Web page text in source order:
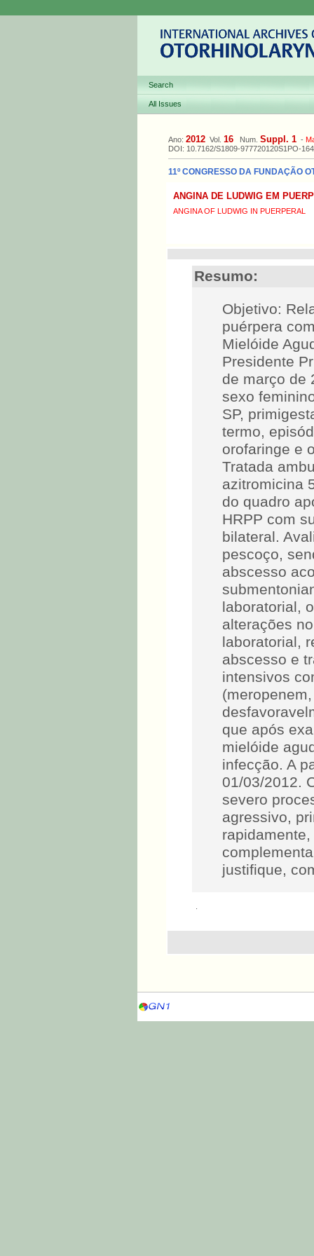
Search
All Issues
Ano: 2012 Vol. 16 Num. Suppl. 1 -
DOI: 10.7162/S1809-977720120S1PO-164
11º CONGRESSO DA FUNDAÇÃO
ANGINA DE LUDWIG EM
ANGINA OF LUDWIG IN PUERPERAL
Resumo:
Objetivo:
puérpera
Mielóide
Presidente
de março de
sexo
SP,
termo,
orofaringe e
Tratada
azitromicina
do quadro
HRPP com
bilateral.
pescoço,
abscesso
laboratorial,
alterações
laboratorial,
abscesso e
intensivos
que após
mielóide
infecção. A
01/03/2012.
severo
agressivo,
justifique,